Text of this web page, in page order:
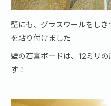
壁にも、グラスウールをし
を貼り付けました
壁の石膏ボードは、12ミリ
す！